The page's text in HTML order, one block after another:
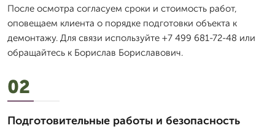
После осмотра согласуем сроки и стоимость работ,
оповещаем клиента о порядке подготовки объекта к
демонтажу. Для связи используйте +7 499 681-72-48 или
обращайтесь к Борислав Бориславович.
02
Подготовительные работы и безопасность